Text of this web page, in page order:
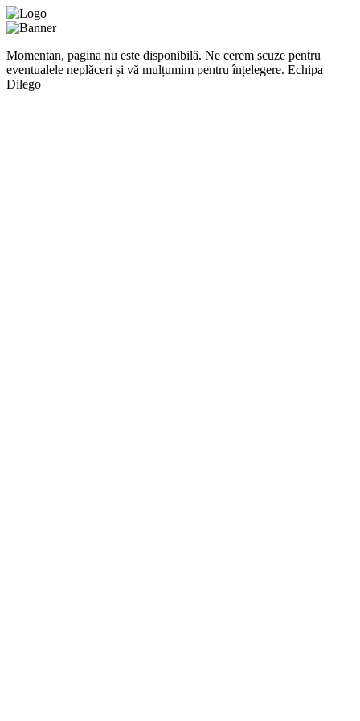
Momentan, pagina nu este disponibilă. Ne cerem scuze pentru
eventualele neplăceri și vă mulțumim pentru înțelegere. Echipa
Dilego